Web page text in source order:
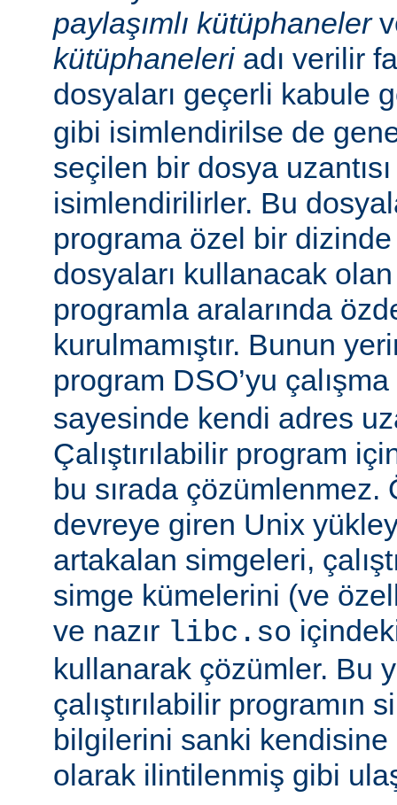
paylaşımlı kütüphaneler
kütüphaneleriadı verilir
dosyaları geçerli kabule
gibi isimlendirilse de
seçilen bir dosya
isimlendirilirler. Bu
programa özel bir
dosyaları kullanacak olan
programla aralarında
kurulmamıştır. Bunun
program DSO’yu
sayesinde kendi adres
Çalıştırılabilir program
bu sırada
devreye giren Unix
artakalan simgeleri,
simge kümelerini (ve
ve nazır libc.so
kullanarak çözümler. Bu
çalıştırılabilir programın
bilgilerini sanki
olarak ilintilenmiş gibi